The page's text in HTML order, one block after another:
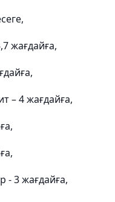
жағдайға,
– 4 жағдайға,
- 3 жағдайға,